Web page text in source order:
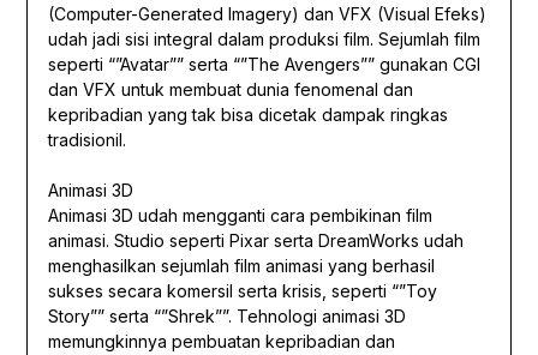
(Computer-Generated Imagery) dan VFX (Visual Efeks)
udah jadi sisi integral dalam produksi film. Sejumlah film
seperti “”Avatar”” serta “”The Avengers”” gunakan CGI
dan VFX untuk membuat dunia fenomenal dan
kepribadian yang tak bisa dicetak dampak ringkas
tradisionil.
Animasi 3D
Animasi 3D udah mengganti cara pembikinan film
animasi. Studio seperti Pixar serta DreamWorks udah
menghasilkan sejumlah film animasi yang berhasil
sukses secara komersil serta krisis, seperti “”Toy
Story”” serta “”Shrek””. Tehnologi animasi 3D
memungkinnya pembuatan kepribadian dan